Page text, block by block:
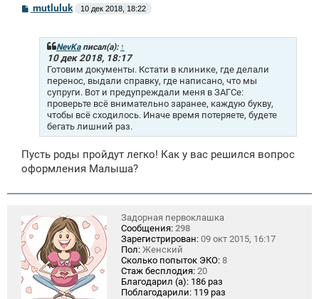
С
о
mutluluk 10 дек 2018, 18:22
NevKaписал(а): ↑
10 дек 2018, 18:17
Готовим документы. Кстати в клинике, где делали
перенос, выдали справку, где написано, что мы
супруги. Вот и предупреждали меня в ЗАГСе:
проверьте всё внимательно заранее, каждую букву,
чтобы всё сходилось. Иначе время потеряете, будете
бегать лишний раз.
Пусть роды пройдут легко! Как у вас решился вопрос
оформления Малыша?
Задорная первоклашка
Сообщения: 298
Зарегистрирован: 09 окт 2015, 16:17
Пол: Женский
Сколько попыток ЭКО: 8
Стаж бесплодия: 20
Благодарил (а): 186 раз
Поблагодарили: 119 раз